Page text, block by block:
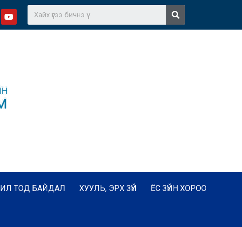
ИЛ ТОД БАЙДАЛ ХУУЛЬ, ЭРХ ЗҮЙ ЁС ЗҮЙН ХОРОО